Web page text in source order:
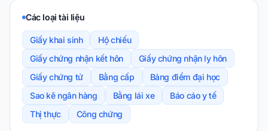
Các loại tài liệu
Giấy khai sinh
Hộ chiếu
Giấy chứng nhận kết hôn
Giấy chứng nhận ly hôn
Giấy chứng tử
Bằng cấp
Bảng điểm đại học
Sao kê ngân hàng
Bằng lái xe
Báo cáo y tế
Thị thực
Công chứng